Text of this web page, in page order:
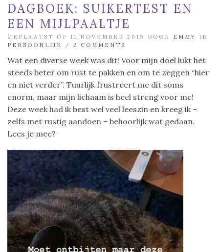
DAGBOEK: SUIKERTEST EN
EEN MIJLPAALTJE
GEPLAATST OP 11 NOVEMBER 2019 DOOR EMMY
IN
PERSOONLIJK
/ 2 COMMENTS
Wat een diverse week was dit! Voor mijn doel lukt het
steeds beter om rust te pakken en om te zeggen “hier
en niet verder”. Tuurlijk frustreert me dit soms
enorm, maar mijn lichaam is heel streng voor me!
Deze week had ik best wel veel leeszin en kreeg ik –
zelfs met rustig aandoen – behoorlijk wat gedaan.
Lees je mee?